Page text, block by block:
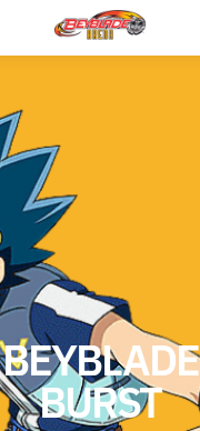
BEYBLADE
BURST